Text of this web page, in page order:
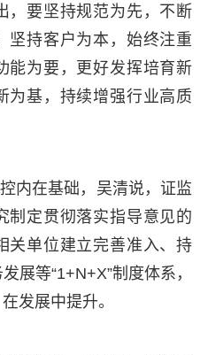
，要坚持规范为先，不断
坚持客户为本，始终注重
能为要，更好发挥培育新
为基，持续增强行业高质
内在基础，吴清说，证监
制定贯彻落实指导意见的
关单位建立完善准入、持
展等“1+N+X”制度体系，
发展中提升。